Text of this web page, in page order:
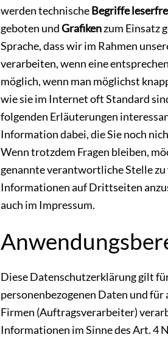
werden technischeBegriffe
geboten undGrafikenzum Einsatz
Sprache, dass wir im Rahmen
verarbeiten, wenn eine
möglich, wenn man möglichst
wie sie im Internet oft Standard
folgenden Erläuterungen
Information dabei, die Sie noch
Wenn trotzdem Fragen bleiben,
genannte verantwortliche Stelle
Informationen auf Drittseiten
auch im Impressum.
Diese Datenschutzerklärung gilt
personenbezogenen Daten und
Firmen (Auftragsverarbeiter)
Informationen im Sinne des Art. 4